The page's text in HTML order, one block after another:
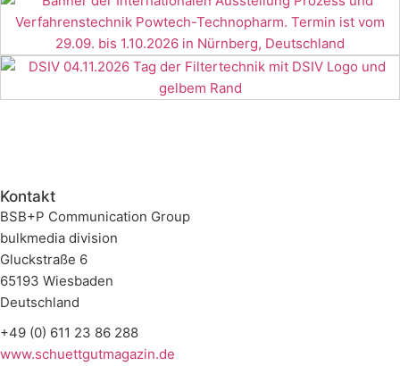
Kontakt
BSB+P Communication Group
bulkmedia division
Gluckstraße 6
65193 Wiesbaden
Deutschland
+49 (0) 611 23 86 288
www.schuettgutmagazin.de